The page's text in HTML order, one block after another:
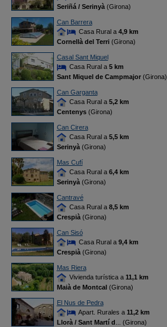
Seriñá / Serinyà(Girona)
Can Barrera
Casa Rural a 4,9 km
Cornellà del Terri(Girona)
Casal Sant Miquel
Casa Rural a 5 km
Sant Miquel de Campmajor(Girona)
Can Garganta
Casa Rural a 5,2 km
Centenys(Girona)
Can Cirera
Casa Rural a 5,5 km
Serinyà(Girona)
Mas Cufí
Casa Rural a 6,4 km
Serinyà(Girona)
Cantravé
Casa Rural a 8,5 km
Crespià(Girona)
Can Sisó
Casa Rural a 9,4 km
Crespià(Girona)
Mas Riera
Vivienda turística a 11,1 km
Maià de Montcal(Girona)
El Nus de Pedra
Apart. Rurales a 11,2 km
Llorà / Sant Martí d ... (Girona)